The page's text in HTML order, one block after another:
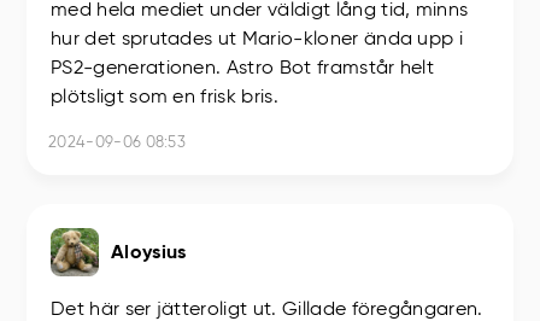
med hela mediet under väldigt lång tid, minns
hur det sprutades ut Mario-kloner ända upp i
PS2-generationen. Astro Bot framstår helt
plötsligt som en frisk bris.
2024-09-06 08:53
Aloysius
Det här ser jätteroligt ut. Gillade föregångaren.